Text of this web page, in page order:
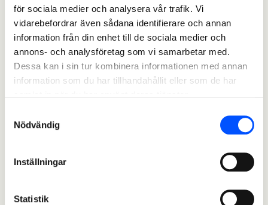
för sociala medier och analysera vår trafik. Vi
vidarebefordrar även sådana identifierare och annan
information från din enhet till de sociala medier och
annons- och analysföretag som vi samarbetar med.
Dessa kan i sin tur kombinera informationen med annan
information som du har tillhandahållit eller som de har
Nödvändig
Inställningar
Statistik